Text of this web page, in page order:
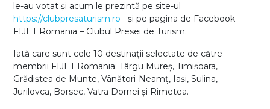
le-au votat și acum le prezintă pe site-ul
https://clubpresaturism.ro și pe pagina de Facebook
FIJET Romania – Clubul Presei de Turism.
Iată care sunt cele 10 destinații selectate de către
membrii FIJET Romania: Târgu Mureș, Timișoara,
Grădiștea de Munte, Vânători-Neamț, Iași, Sulina,
Jurilovca, Borsec, Vatra Dornei și Rimetea.